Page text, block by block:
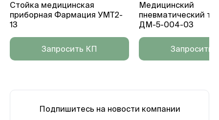
Стойка медицинская
приборная Фармация УМТ2-
13
Запросить КП
Медицинский
пневматический
ДМ-5-004-03
Запросить
Подпишитесь на новости компании